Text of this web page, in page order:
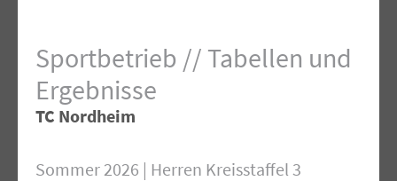
Sportbetrieb // Tabellen und
Ergebnisse
TC Nordheim
Sommer 2026 | Herren Kreisstaffel 3